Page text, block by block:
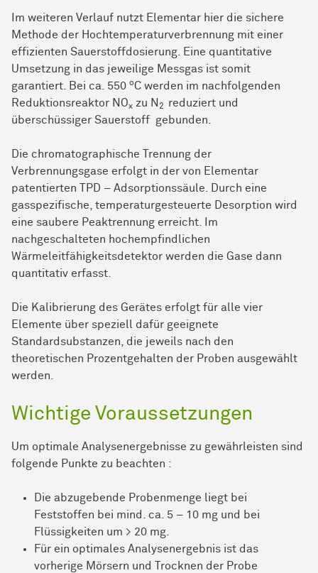
Im weiteren Verlauf nutzt Elementar hier die sichere
Methode der Hochtemperaturverbrennung mit einer
effizienten Sauerstoffdosierung. Eine quantitative
Umsetzung in das jeweilige Messgas ist somit
garantiert. Bei ca. 550 oC werden im nachfolgenden
Reduktionsreaktor NOx zu N 2 reduziert und
überschüssiger Sauerstoff gebunden.
Die chromatographische Trennung der
Verbrennungsgase erfolgt in der von Elementar
patentierten TPD – Adsorptionssäule. Durch eine
gasspezifische, temperaturgesteuerte Desorption wird
eine saubere Peaktrennung erreicht. Im
nachgeschalteten hochempfindlichen
Wärmeleitfähigkeitsdetektor werden die Gase dann
quantitativ erfasst.
Die Kalibrierung des Gerätes erfolgt für alle vier
Elemente über speziell dafür geeignete
Standardsubstanzen, die jeweils nach den
theoretischen Prozentgehalten der Proben ausgewählt
werden.
Wichtige Voraussetzungen
Um optimale Analysenergebnisse zu gewährleisten sind
folgende Punkte zu beachten :
Die abzugebende Probenmenge liegt bei
Feststoffen bei mind. ca. 5 – 10 mg und bei
Flüssigkeiten um > 20 mg.
Für ein optimales Analysenergebnis ist das
vorherige Mörsern und Trocknen der Probe